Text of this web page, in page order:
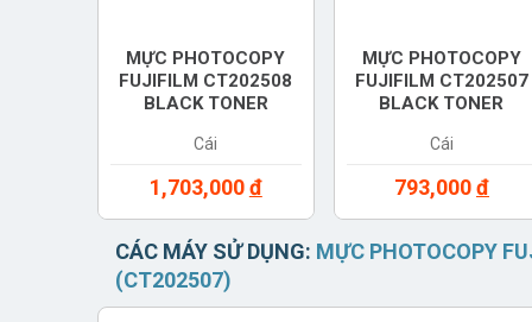
MỰC PHOTOCOPY
FUJIFILM CT202508
BLACK TONER
(CT202508)
Cái
1,703,000đ
MỰC PHOTOCOPY
FUJIFILM CT202507
BLACK TONER
(CT202507)
Cái
793,000đ
CÁC MÁY SỬ DỤNG: MỰC PHOTOCOPY
(CT202507)